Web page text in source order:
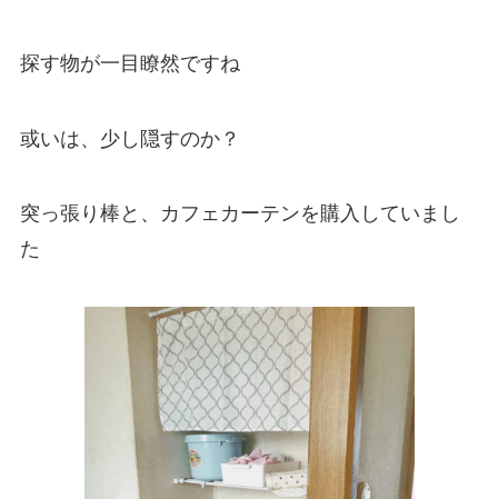
探す物が一目瞭然ですね
或いは、少し隠すのか？
突っ張り棒と、カフェカーテンを購入していまし
た